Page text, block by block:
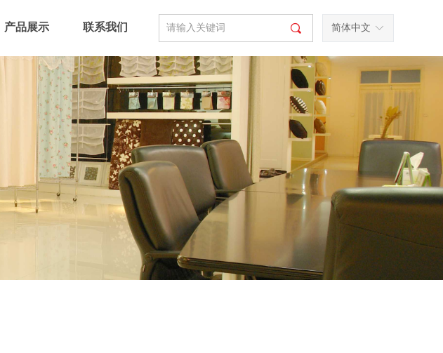
产品展示 联系我们 끠 ꀅ
简体中文